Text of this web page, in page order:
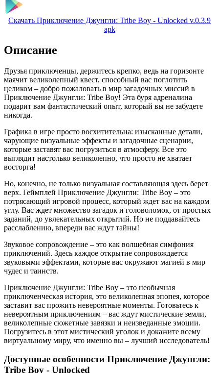
Скачать Приключение Джунгли: Tribe Boy - Unlocked v.0.3.9
apk
Описание
Друзья приключенцы, держитесь крепко, ведь на горизонте
маячит великолепный квест, способный вас поглотить
целиком – добро пожаловать в мир загадочных миссий в
Приключение Джунгли: Tribe Boy! Эта буря адреналина
подарит вам фантастический опыт, который вы не забудете
никогда.
Графика в игре просто восхитительна: изысканные детали,
чарующие визуальные эффекты и загадочные сценарии,
которые заставят вас погрузиться в атмосферу. Все это
выглядит настолько великолепно, что просто не хватает
восторга!
Но, конечно, не только визуальная составляющая здесь берет
верх. Геймплей Приключение Джунгли: Tribe Boy – это
потрясающий игровой процесс, который ждет вас на каждом
углу. Вас ждет множество загадок и головоломок, от простых
заданий, до увлекательных открытий. Но не поддавайтесь
расслаблению, впереди вас ждут тайны!
Звуковое сопровождение – это как волшебная симфония
приключений. Здесь каждое открытие сопровождается
звуковыми эффектами, которые вас окружают магией в мир
чудес и таинств.
Приключение Джунгли: Tribe Boy – это необычная
приключенческая история, это великолепная эпопея, которое
заставит вас прожить невероятные моменты. Готовьтесь к
невероятным приключениям – вас ждут мистические земли,
великолепные сюжетные завязки и неизведанные эмоции.
Погрузитесь в этот мистический уголок и докажите всему
виртуальному миру, что именно вы – лучший исследователь!
Доступные особенности Приключение Джунгли:
Tribe Boy - Unlocked